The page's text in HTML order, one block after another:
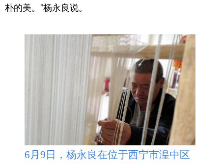
朴的美。”杨永良说。
6月9日，杨永良在位于西宁市湟中区